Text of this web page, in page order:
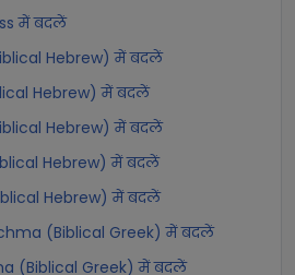
में बदलें
Hebrew) में बदलें
Hebrew) में बदलें
Hebrew) में बदलें
Hebrew) में बदलें
Hebrew) में बदलें
(Biblical Greek) में बदलें
(Biblical Greek) में बदलें